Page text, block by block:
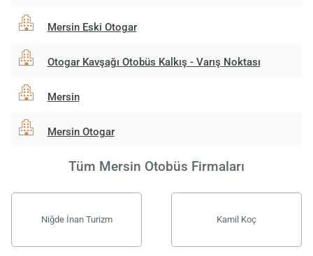
Mersin Eski Otogar
Otogar Kavşağı Otobüs Kalkış - Varış Noktası
Mersin
Mersin Otogar
Tüm Mersin Otobüs Firmaları
Niğde İnan Turizm Kamil Koç